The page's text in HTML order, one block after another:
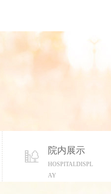
院内展示
HOSPITALDISPL
AY